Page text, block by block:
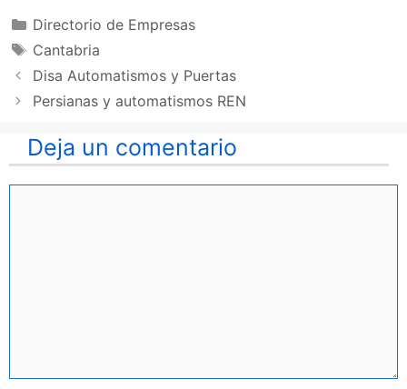
Categorías
Directorio de Empresas
Etiquetas
Cantabria
Disa Automatismos y Puertas
Persianas y automatismos REN
Deja un comentario